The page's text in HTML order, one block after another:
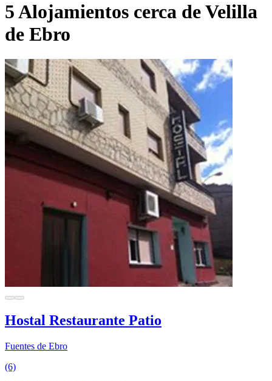
5 Alojamientos cerca de Velilla
de Ebro
Hostal Restaurante Patio
Fuentes de Ebro
(6)